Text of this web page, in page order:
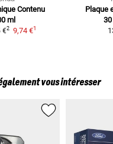
Contenu
ml
€2 9,74 €1
Plaque
vous intéresser